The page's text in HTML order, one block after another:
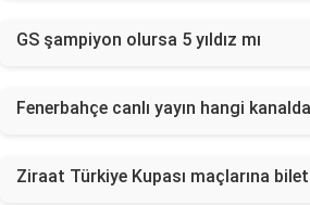
GS şampiyon olursa 5 yıldız mı
Fenerbahçe canlı yayın hangi kanalda
Ziraat Türkiye Kupası maçlarına bilet